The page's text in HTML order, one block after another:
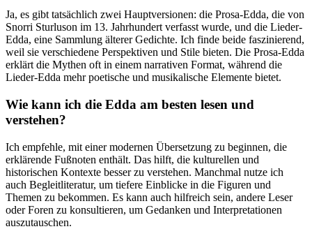
Ja,‌ es gibt tatsächlich zwei Hauptversionen: ⁣die Prosa-Edda,⁢ die von
Snorri Sturluson im 13. Jahrhundert verfasst‌ wurde, ‍und ‌die Lieder-
Edda, eine Sammlung​ älterer Gedichte. Ich finde​ beide‌ faszinierend,
weil sie verschiedene Perspektiven und Stile bieten. Die Prosa-Edda
⁤erklärt die Mythen⁤ oft in einem narrativen Format, während ​die
Lieder-Edda​ mehr ‍poetische und musikalische⁣ Elemente‌ bietet.
Wie kann ich die‌ Edda ⁣am besten lesen und
verstehen?
Ich⁢ empfehle, mit ‍einer modernen Übersetzung zu beginnen, die
erklärende Fußnoten enthält. Das hilft, die⁢ kulturellen und
historischen Kontexte besser zu verstehen. Manchmal nutze ich
auch Begleitliteratur, um tiefere Einblicke in ​die Figuren‌ und
Themen ‌zu ⁤bekommen.‌ Es kann auch hilfreich ​sein, andere Leser
oder Foren zu ⁣konsultieren, um Gedanken und Interpretationen
auszutauschen.